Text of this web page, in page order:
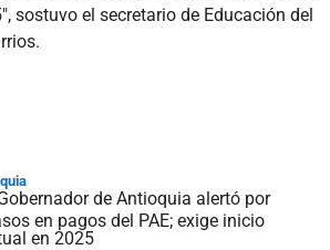
sostuvo el secretario de Educación del
de Antioquia alertó por
en pagos del PAE; exige inicio
en 2025